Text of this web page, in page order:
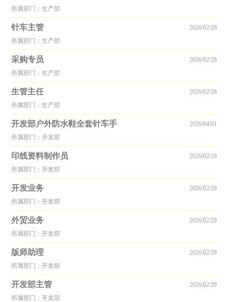
所属部门：生产部
针车主管
所属部门：生产部
2026/02/28
采购专员
所属部门：生产部
2026/02/28
生管主任
所属部门：生产部
2026/02/28
开发部户外防水鞋全套针车手
所属部门：开发部
2026/04/01
印线资料制作员
所属部门：开发部
2026/02/28
开发业务
所属部门：开发部
2026/02/28
外贸业务
所属部门：开发部
2026/02/28
版师助理
所属部门：开发部
2026/02/28
开发部主管
所属部门：开发部
2026/02/28